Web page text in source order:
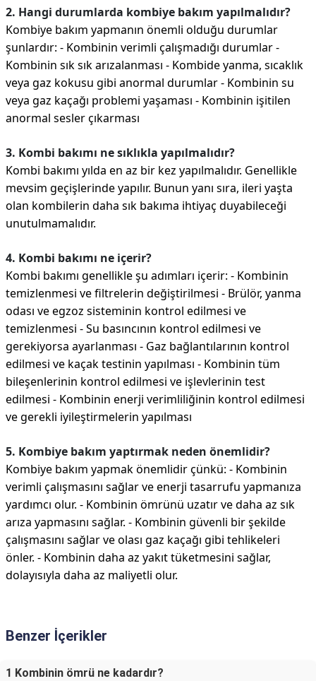
2. Hangi durumlarda kombiye bakım yapılmalıdır?
Kombiye bakım yapmanın önemli olduğu durumlar
şunlardır: - Kombinin verimli çalışmadığı durumlar -
Kombinin sık sık arızalanması - Kombide yanma, sıcaklık
veya gaz kokusu gibi anormal durumlar - Kombinin su
veya gaz kaçağı problemi yaşaması - Kombinin işitilen
anormal sesler çıkarması
3. Kombi bakımı ne sıklıkla yapılmalıdır?
Kombi bakımı yılda en az bir kez yapılmalıdır. Genellikle
mevsim geçişlerinde yapılır. Bunun yanı sıra, ileri yaşta
olan kombilerin daha sık bakıma ihtiyaç duyabileceği
unutulmamalıdır.
4. Kombi bakımı ne içerir?
Kombi bakımı genellikle şu adımları içerir: - Kombinin
temizlenmesi ve filtrelerin değiştirilmesi - Brülör, yanma
odası ve egzoz sisteminin kontrol edilmesi ve
temizlenmesi - Su basıncının kontrol edilmesi ve
gerekiyorsa ayarlanması - Gaz bağlantılarının kontrol
edilmesi ve kaçak testinin yapılması - Kombinin tüm
bileşenlerinin kontrol edilmesi ve işlevlerinin test
edilmesi - Kombinin enerji verimliliğinin kontrol edilmesi
ve gerekli iyileştirmelerin yapılması
5. Kombiye bakım yaptırmak neden önemlidir?
Kombiye bakım yapmak önemlidir çünkü: - Kombinin
verimli çalışmasını sağlar ve enerji tasarrufu yapmanıza
yardımcı olur. - Kombinin ömrünü uzatır ve daha az sık
arıza yapmasını sağlar. - Kombinin güvenli bir şekilde
çalışmasını sağlar ve olası gaz kaçağı gibi tehlikeleri
önler. - Kombinin daha az yakıt tüketmesini sağlar,
dolayısıyla daha az maliyetli olur.
Benzer İçerikler
1 Kombinin ömrü ne kadardır?